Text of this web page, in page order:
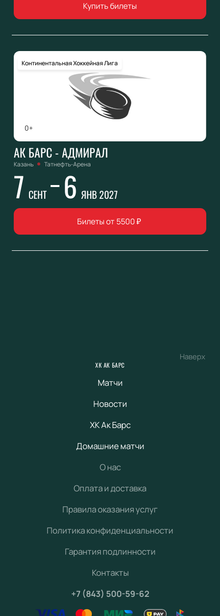
Купить билеты
0+
Континентальная Хоккейная Лига
АК БАРС - АДМИРАЛ
Казань Татнефть-Арена
7 СЕНТ 6 ЯНВ 2027
Билеты от 5500₽
Наверх
ХК АК БАРС
Матчи
Новости
ХК Ак Барс
Домашние матчи
О нас
Оплата и доставка
Правила оказания услуг
Политика конфиденциальности
Гарантия подлинности
Контакты
+7 (843) 500-59-62